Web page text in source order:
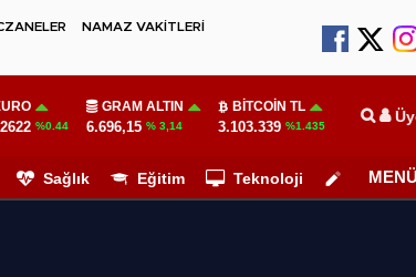
NAMAZ VAKİTLERİ
%0.44
GRAM ALTIN
6.696,15 % 3,14
BITCOIN TL
3.103.339 %1.435
Sağlık Eğitim Teknoloji Köşe
MENÜ